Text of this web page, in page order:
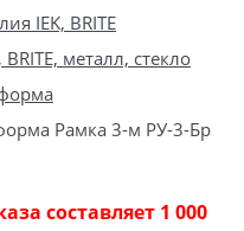
IEK, BRITE
металл, стекло
Рамка 3-м РУ-3-Бр
составляет 1 000